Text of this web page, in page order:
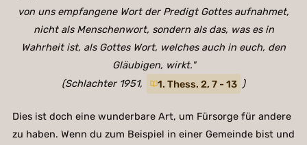
von uns empfangene Wort der Predigt Gottes aufnahmet,
nicht als Menschenwort, sondern als das, was es in
Wahrheit ist, als Gottes Wort, welches auch in euch, den
Gläubigen, wirkt."
(Schlachter 1951,
1. Thess. 2, 7 - 13 )
Dies ist doch eine wunderbare Art, um Fürsorge für andere
zu haben. Wenn du zum Beispiel in einer Gemeinde bist und